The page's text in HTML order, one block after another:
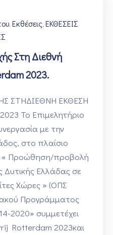
‚ Εκθέσεις‚ ΕΚΘΕΣΕΙΣ
Στη Διεθνή
2023.
ΣΤΗΔΙΕΘΝΗ ΕΚΘΕΣΗ
Το Επιμελητήριο
με την
στο πλαίσιο
« Προώθηση/προβολή
Δυτικής Ελλάδας σε
Χώρες » (ΟΠΣ
Προγράμματος
2020» συμμετέχει
Rotterdam 2023και